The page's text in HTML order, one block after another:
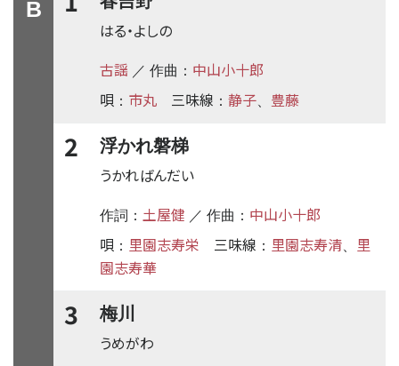
B
はる・よしの
古謡 ／ 作曲： 中山小十郎
唄 ： 市丸 三味線 ： 静子 豊藤
2 浮かれ磐梯
うかればんだい
作詞： 土屋健 ／ 作曲： 中山小十郎
唄 ： 里園志寿栄 三味線 ： 里園志寿清
里
園志寿華
3 梅川
うめがわ